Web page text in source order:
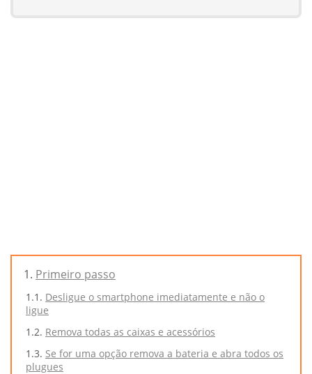
Primeiro passo
Desligue o smartphone imediatamente e não o
ligue
Remova todas as caixas e acessórios
Se for uma opção remova a bateria e abra todos os
plugues